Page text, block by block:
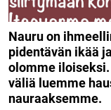
Nauru on
pidentävän ikää
olomme iloiseksi.
väliä luemme
nauraaksemme.